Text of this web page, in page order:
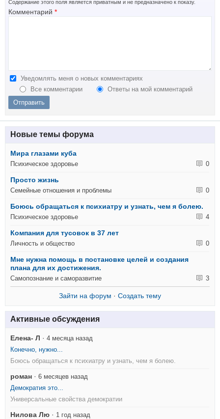
Содержание этого поля является приватным и не предназначено к показу.
Комментарий *
Уведомлять меня о новых комментариях
Все комментарии
Ответы на мой комментарий
Новые темы форума
Мира глазами куба
Психическое здоровье 0
Просто жизнь
Семейные отношения и проблемы 0
Боюсь обращаться к психиатру и узнать, чем я болею.
Психическое здоровье 4
Компания для тусовок в 37 лет
Личность и общество 0
Мне нужна помощь в постановке целей и создания
плана для их достижения.
Самопознание и саморазвитие 3
Зайти на форум · Создать тему
Активные обсуждения
Елена- Л ·4 месяца назад
Конечно, нужно...
Боюсь обращаться к психиатру и узнать, чем я болею.
роман ·6 месяцев назад
Демократия это...
Универсальные свойства демократии
Нилова Лю · 1 год назад